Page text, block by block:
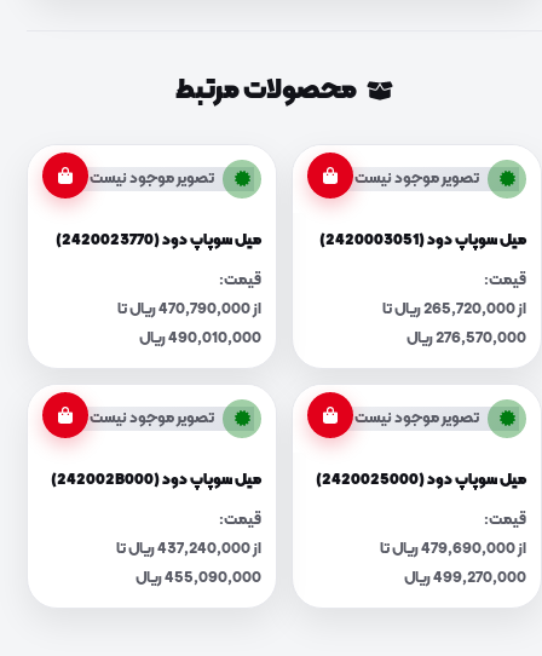
محصولات مرتبط
تصویر موجود نیست
میل سوپاپ دود (2420003051)
قیمت:
از 265,720,000 ریال تا
276,570,000 ریال
تصویر موجود نیست
میل سوپاپ دود (2420023770)
قیمت:
از 470,790,000 ریال تا
490,010,000 ریال
تصویر موجود نیست
میل سوپاپ دود (2420025000)
قیمت:
از 479,690,000 ریال تا
499,270,000 ریال
تصویر موجود نیست
میل سوپاپ دود (242002B000)
قیمت:
از 437,240,000 ریال تا
455,090,000 ریال